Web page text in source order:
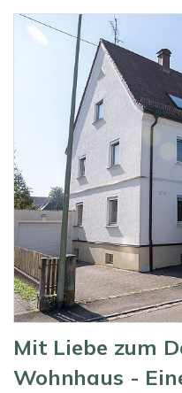
Mit Liebe zum
Wohnhaus -